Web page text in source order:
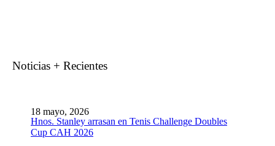
Noticias + Recientes
Hnos. Stanley arrasan en Tenis Challenge Doubles
Cup CAH 2026
18 mayo, 2026